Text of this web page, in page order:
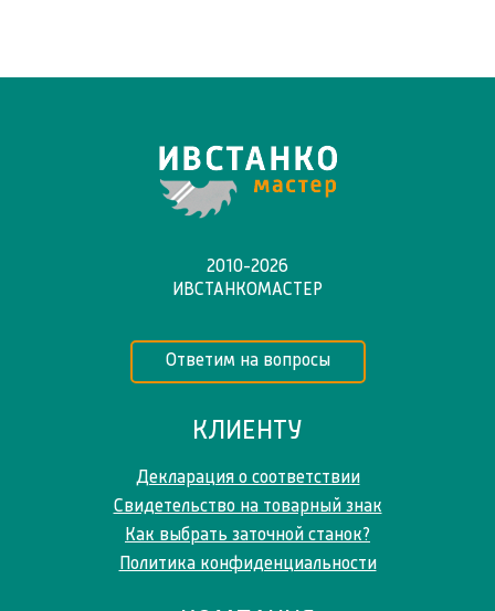
2010-2026
ИВСТАНКОМАСТЕР
Ответим на вопросы
КЛИЕНТУ
Декларация о соответствии
Свидетельство на товарный знак
Как выбрать заточной станок?
Политика конфиденциальности